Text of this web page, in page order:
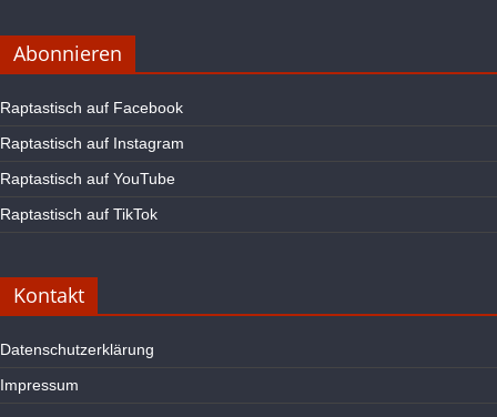
Abonnieren
Raptastisch auf Facebook
Raptastisch auf Instagram
Raptastisch auf YouTube
Raptastisch auf TikTok
Kontakt
Datenschutzerklärung
Impressum